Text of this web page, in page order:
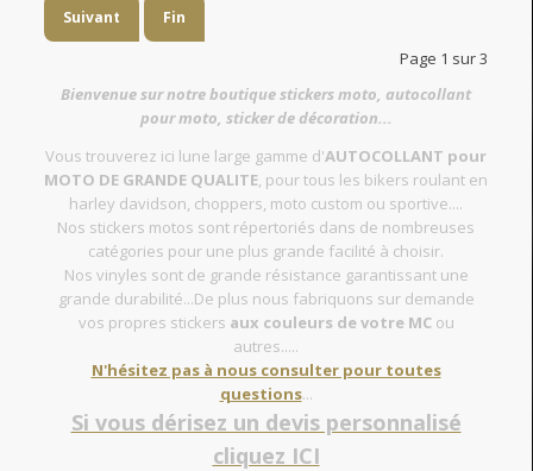
Suivant Fin
Page 1 sur 3
Bienvenue sur notre boutique stickers moto, autocollant
pour moto, sticker de décoration...
Vous trouverez ici lune large gamme d'AUTOCOLLANT pour
MOTO DE GRANDE QUALITE, pour tous les bikers roulant en
harley davidson, choppers, moto custom ou sportive....
Nos stickers motos sont répertoriés dans de nombreuses
catégories pour une plus grande facilité à choisir.
Nos vinyles sont de grande résistance garantissant une
grande durabilité...De plus nous fabriquons sur demande
vos propres stickers aux couleurs de votre MCou
autres.....
N'hésitez pas à nous consulter pour toutes
questions...
Si vous dérisez un devis personnalisé
cliquez ICI